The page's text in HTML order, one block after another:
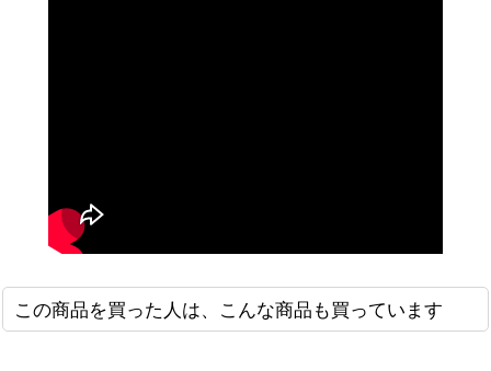
この商品を買った人は、こんな商品も買っています